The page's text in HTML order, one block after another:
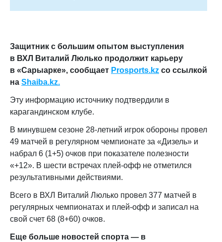
Защитник с большим опытом выступления
в ВХЛ Виталий Люлько продолжит карьеру
в «Сарыарке», сообщает Prosports.kz со ссылкой
на Shaiba.kz.
Эту информацию источнику подтвердили в
карагандинском клубе.
В минувшем сезоне 28-летний игрок обороны провел
49 матчей в регулярном чемпионате за «Дизель» и
набрал 6 (1+5) очков при показателе полезности
«+12». В шести встречах плей-офф не отметился
результативными действиями.
Всего в ВХЛ Виталий Люлько провел 377 матчей в
регулярных чемпионатах и плей-офф и записал на
свой счет 68 (8+60) очков.
Еще больше новостей спорта — в